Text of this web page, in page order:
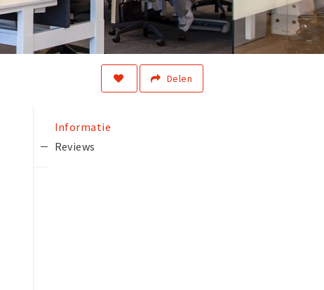
Delen
Informatie
Reviews